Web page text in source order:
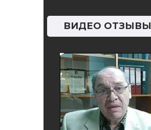
ВИДЕО ОТЗЫВЫ